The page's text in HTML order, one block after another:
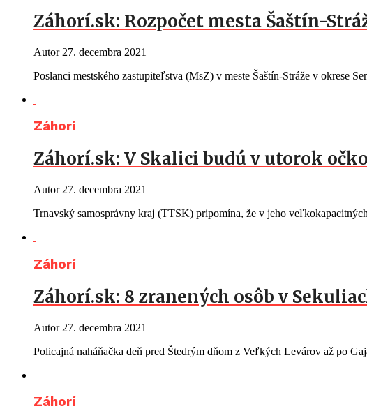
Záhorí.sk: Rozpočet mesta Šaštín-
Autor 27. decembra 2021
Poslanci mestského zastupiteľstva (MsZ) v meste Šaštín-Stráže v okrese
Záhorí
Záhorí.sk: V Skalici budú v utorok
Autor 27. decembra 2021
Trnavský samosprávny kraj (TTSK) pripomína, že v jeho
Záhorí
Záhorí.sk: 8 zranených osôb v
Autor 27. decembra 2021
Policajná naháňačka deň pred Štedrým dňom z Veľkých Levárov až po
Záhorí